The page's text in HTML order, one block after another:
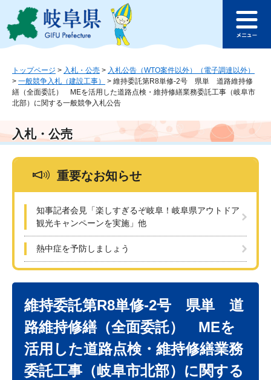
ジ
ュ
文
へ
このページの本文へ
ュ
トップページ > 入札・公売 > 入札公告（WTO案件以外）（電子調達以外）
> 一般競争入札（建設工事） > 維持委託第R8単修-2号 県単 道路維持修
繕（全面委託） MEを活用した道路点検・維持修繕業務委託工事（岐阜市
北部）に関する一般競争入札公告
入札・公売
重要なお知らせ
知事記者会見「楽しすぎるぞ岐阜！岐阜県アウトドア
観光キャンペーンを実施」他
熱中症を予防しましょう
維持委託第R8単修-2号 県単 道
路維持修繕（全面委託） MEを
活用した道路点検・維持修繕業務
委託工事（岐阜市北部）に関する